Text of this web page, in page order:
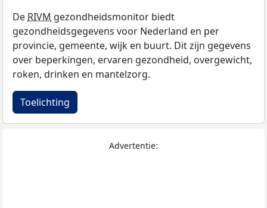
De RIVM gezondheidsmonitor biedt
gezondheidsgegevens voor Nederland en per
provincie, gemeente, wijk en buurt. Dit zijn gegevens
over beperkingen, ervaren gezondheid, overgewicht,
roken, drinken en mantelzorg.
Toelichting
Advertentie: